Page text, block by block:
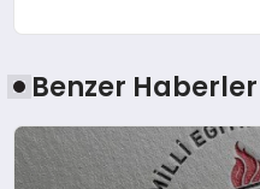
Benzer Haberler